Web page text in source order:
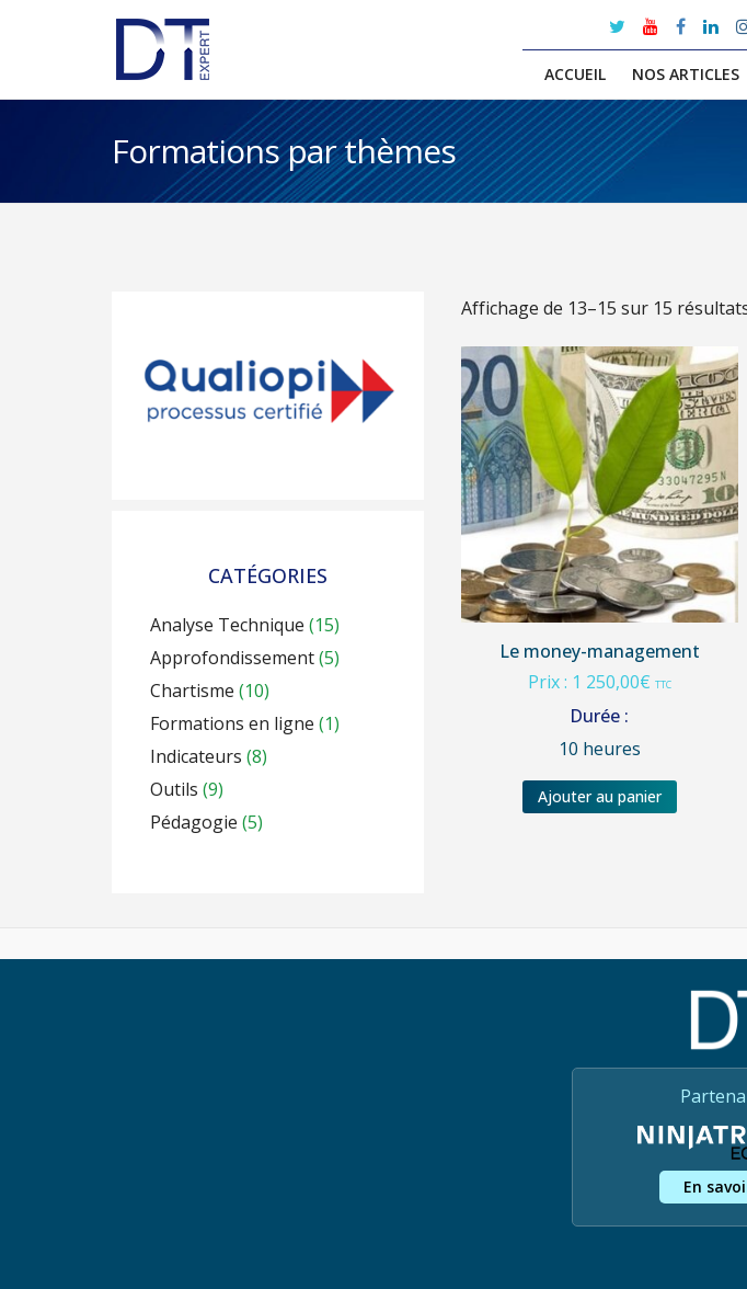
ACCUEIL NOS ARTICLES
Formations par thèmes
Affichage de 13–15 sur 15
Le money-management
Prix : 1 250,00€ TTC
Durée :
10 heures
Ajouter au panier
CATÉGORIES
Analyse Technique (15)
Approfondissement(5)
Chartisme (10)
Formations en ligne (1)
Indicateurs (8)
Outils (9)
Pédagogie (5)
En